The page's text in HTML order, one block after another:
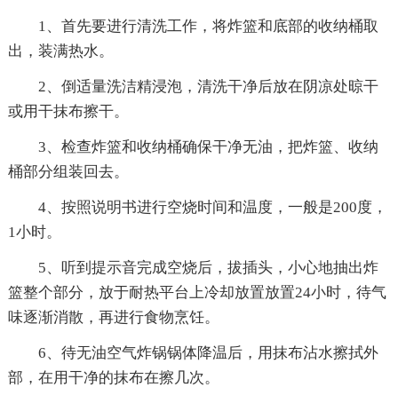
1、首先要进行清洗工作，将炸篮和底部的收纳桶取
出，装满热水。
2、倒适量洗洁精浸泡，清洗干净后放在阴凉处晾干
或用干抹布擦干。
3、检查炸篮和收纳桶确保干净无油，把炸篮、收纳
桶部分组装回去。
4、按照说明书进行空烧时间和温度，一般是200度，
1小时。
5、听到提示音完成空烧后，拔插头，小心地抽出炸
篮整个部分，放于耐热平台上冷却放置放置24小时，待气
味逐渐消散，再进行食物烹饪。
6、待无油空气炸锅锅体降温后，用抹布沾水擦拭外
部，在用干净的抹布在擦几次。